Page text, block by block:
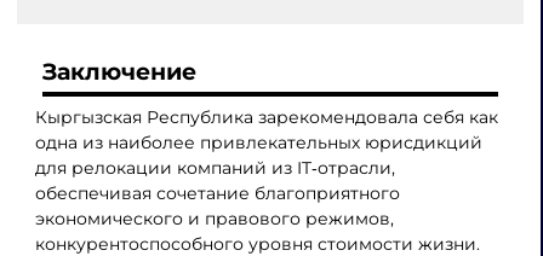
Заключение
Кыргызская Республика зарекомендовала себя как
одна из наиболее привлекательных юрисдикций
для релокации компаний из IT‑отрасли,
обеспечивая сочетание благоприятного
экономического и правового режимов,
конкурентоспособного уровня стоимости жизни.